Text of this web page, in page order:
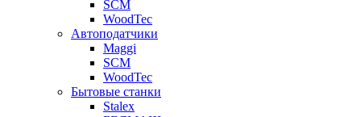
SCM
WoodTec
Автоподатчики
Maggi
SCM
WoodTec
Бытовые станки
Stalex